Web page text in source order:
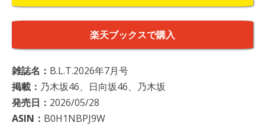
楽天ブックスで購入
雑誌名： B.L.T.2026年7月号
掲載： 乃木坂46、日向坂46、乃木坂
発売日： 2026/05/28
ASIN： B0H1NBPJ9W